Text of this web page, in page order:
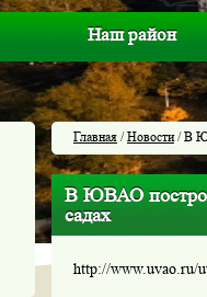
Наш район
Главная /Новости/ В
В ЮВАО
садах
http://www.uvao.ru/